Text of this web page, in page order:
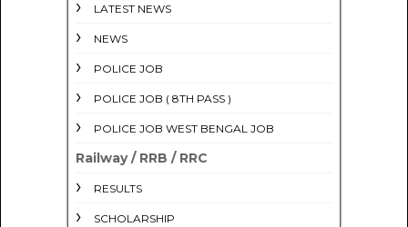
LATEST NEWS
NEWS
POLICE JOB
POLICE JOB ( 8TH PASS )
POLICE JOB WEST BENGAL JOB
Railway / RRB / RRC
RESULTS
SCHOLARSHIP